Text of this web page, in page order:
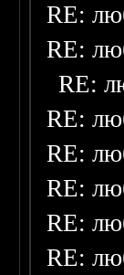
RE:
RE:
RE:
RE:
RE:
RE:
RE:
RE: